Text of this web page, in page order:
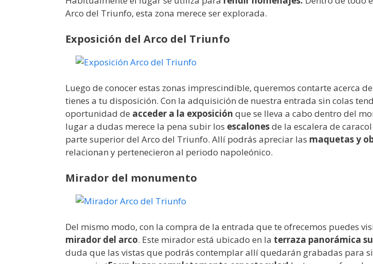
Arco del Triunfo, esta zona merece ser explorada.
Exposición del Arco del Triunfo
Luego de conocer estas zonas imprescindible, queremos contarte acerca
tienes a tu disposición. Con la adquisición de nuestra entrada sin colas
oportunidad de acceder a la exposición que se lleva a cabo dentro del
lugar a dudas merece la pena subir los escalonesde la escalera de
parte superior del Arco del Triunfo. Allí podrás apreciar las maquetas y
relacionan y pertenecieron al periodo napoleónico.
Mirador del monumento
Del mismo modo, con la compra de la entrada que te ofrecemos puedes
mirador del arco. Este mirador está ubicado en la terraza panorámica
duda que las vistas que podrás contemplar allí quedarán grabadas para